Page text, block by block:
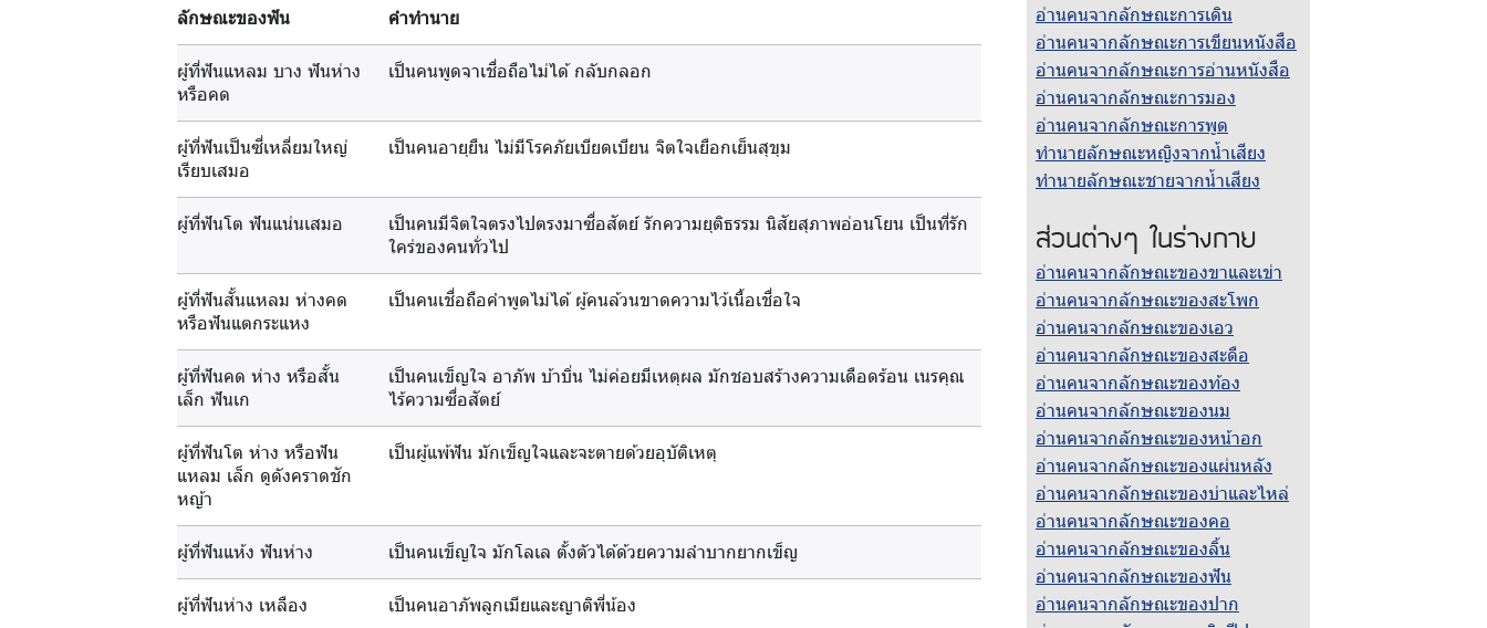
ลักษณะของฟัน คำทำนาย
ผู้ที่ฟันแหลม บาง ฟันห่าง
หรือคด
เป็นคนพูดจาเชื่อถือไม่ได้ กลับกลอก
ผู้ที่ฟันเป็นซี่เหลี่ยมใหญ่
เรียบเสมอ
เป็นคนอายุยืน ไม่มีโรคภัยเบียดเบียน จิตใจเยือกเย็นสุขุม
ผู้ที่ฟันโต ฟันแน่นเสมอ
เป็นคนมีจิตใจตรงไปตรงมาซื่อสัตย์ รักความยุติธรรม นิสัยสุภาพอ่อนโยน เป็นที่รัก
ใคร่ของคนทั่วไป
ผู้ที่ฟันสั้นแหลม ห่างคด
หรือฟันแตกระแหง
เป็นคนเชื่อถือคำพูดไม่ได้ ผู้คนล้วนขาดความไว้เนื้อเชื่อใจ
ผู้ที่ฟันคด ห่าง หรือสั้น
เล็ก ฟันเก
เป็นคนเข็ญใจ อาภัพ บ้าบิ่น ไม่ค่อยมีเหตุผล มักชอบสร้างความเดือดร้อน เนรคุณ
ไร้ความซื่อสัตย์
ผู้ที่ฟันโต ห่าง หรือฟัน
แหลม เล็ก ดูดังคราดชัก
หญ้า
เป็นผู้แพ้ฟัน มักเข็ญใจและจะตายด้วยอุบัติเหตุ
ผู้ที่ฟันแห้ง ฟันห่าง เป็นคนเข็ญใจ มักโลเล ตั้งตัวได้ด้วยความลำบากยากเข็ญ
ผู้ที่ฟันห่าง เหลือง เป็นคนอาภัพลูกเมียและญาติพี่น้อง
อ่านคนจากลักษณะการเดิน
อ่านคนจากลักษณะการเขียนหนังสือ
อ่านคนจากลักษณะการอ่านหนังสือ
อ่านคนจากลักษณะการมอง
อ่านคนจากลักษณะการพูด
ทำนายลักษณะหญิงจากน้ำเสียง
ทำนายลักษณะชายจากน้ำเสียง
ส่วนต่างๆ ในร่างกาย
อ่านคนจากลักษณะของขาและเข่า
อ่านคนจากลักษณะของสะโพก
อ่านคนจากลักษณะของเอว
อ่านคนจากลักษณะของสะดือ
อ่านคนจากลักษณะของท้อง
อ่านคนจากลักษณะของนม
อ่านคนจากลักษณะของหน้าอก
อ่านคนจากลักษณะของแผ่นหลัง
อ่านคนจากลักษณะของบ่าและไหล่
อ่านคนจากลักษณะของคอ
อ่านคนจากลักษณะของลิ้น
อ่านคนจากลักษณะของฟัน
อ่านคนจากลักษณะของปาก